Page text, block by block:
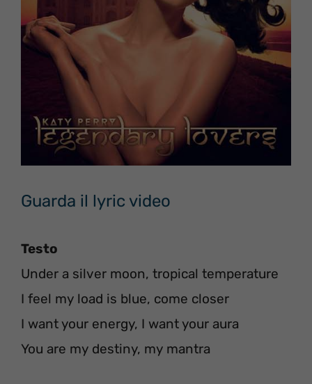
Guarda il lyric video
Testo
Under a silver moon, tropical temperature
I feel my load is blue, come closer
I want your energy, I want your aura
You are my destiny, my mantra